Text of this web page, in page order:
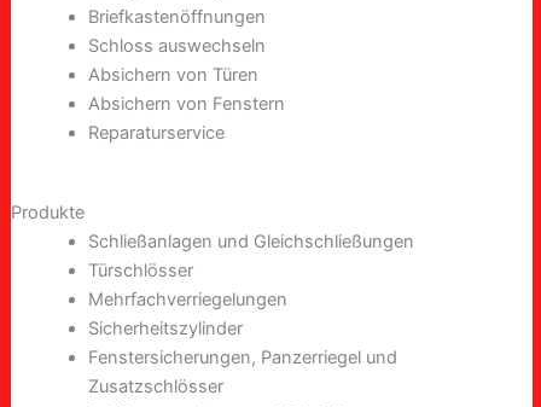
Briefkastenöffnungen
Schloss auswechseln
Absichern von Türen
Absichern von Fenstern
Reparaturservice
Produkte
Schließanlagen und Gleichschließungen
Türschlösser
Mehrfachverriegelungen
Sicherheitszylinder
Fenstersicherungen, Panzerriegel und
Zusatzschlösser